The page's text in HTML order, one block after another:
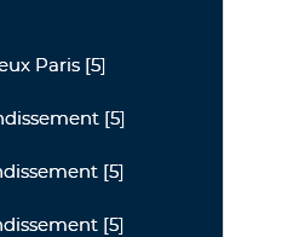
Paris [5]
[5]
[5]
[5]